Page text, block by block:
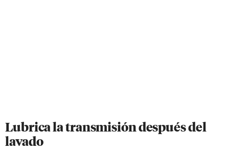
Lubrica la transmisión después del
lavado